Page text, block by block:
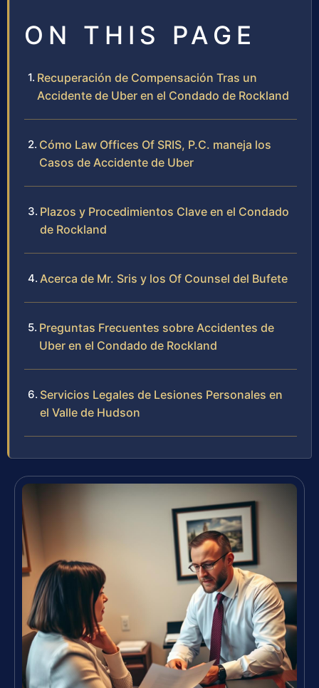
ON THIS PAGE
Recuperación de Compensación Tras un
Accidente de Uber en el Condado de Rockland
Cómo Law Offices Of SRIS, P.C. maneja los
Casos de Accidente de Uber
Plazos y Procedimientos Clave en el Condado
de Rockland
Acerca de Mr. Sris y los Of Counsel del Bufete
Preguntas Frecuentes sobre Accidentes de
Uber en el Condado de Rockland
Servicios Legales de Lesiones Personales en
el Valle de Hudson